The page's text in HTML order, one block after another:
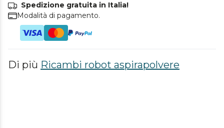
Spedizione gratuita in Italia!
Modalità di pagamento.
Di più Ricambi robot aspirapolvere